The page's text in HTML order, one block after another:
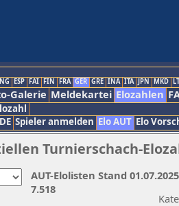
ESP FAI FIN FRA GER GRE INA ITA JPN MKD
Galerie Meldekartei Elozahlen
Spieler anmelden Elo AUT Elo
Turnierschach-
AUT-Elolisten Stand
7.518